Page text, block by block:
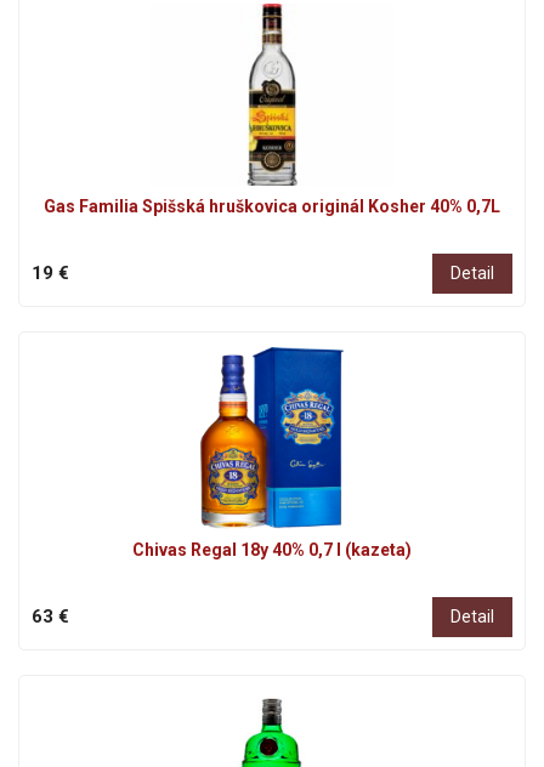
Gas Familia Spišská hruškovica originál Kosher 40% 0,7L
19 € Detail
Chivas Regal 18y 40% 0,7 l (kazeta)
63 € Detail